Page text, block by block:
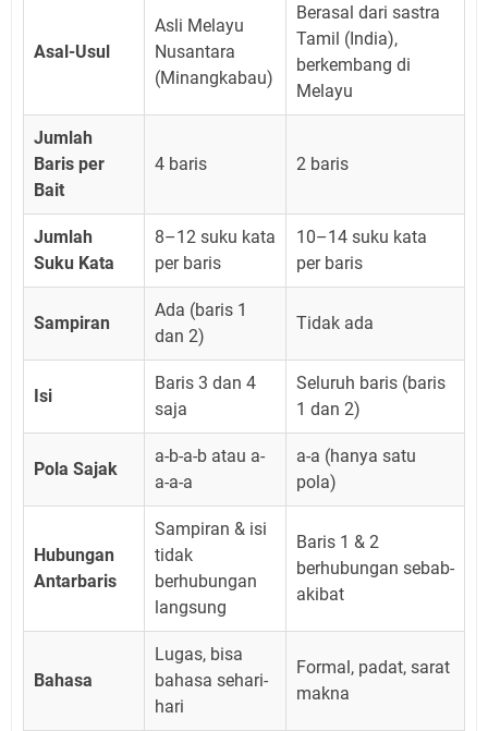
Asal-Usul
Asli Melayu
Nusantara
(Minangkabau)
Berasal dari sastra
Tamil (India),
berkembang di
Melayu
Jumlah
Baris per
Bait
4 baris 2 baris
Jumlah
Suku Kata
8–12 suku kata
per baris
10–14 suku kata
per baris
Sampiran
Ada (baris 1
dan 2)
Tidak ada
Isi
Baris 3 dan 4
saja
Seluruh baris (baris
1 dan 2)
Pola Sajak
a-b-a-b atau a-
a-a-a
a-a (hanya satu
pola)
Hubungan
Antarbaris
Sampiran & isi
tidak
berhubungan
langsung
Baris 1 & 2
berhubungan sebab-
akibat
Bahasa
Lugas, bisa
bahasa sehari-
hari
Formal, padat, sarat
makna